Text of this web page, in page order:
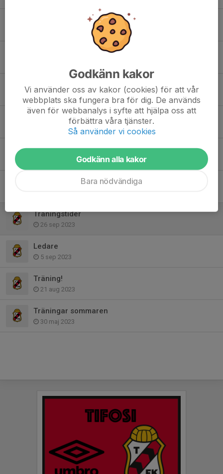
Träning för boll och lek även på höstlovet
Sista utomhusträning 1/10
17 maj 2024
Utomhusträning boll o lek pojk
20 apr 2024
Boll o lek pojk
Boll o lek pojk
Träningstider
26 sep 2023
Ledare
5 sep 2023
Träning!
21 aug 2023
Träningar sommaren
30 maj 2023
Godkänn kakor
Vi använder oss av kakor (cookies) för att vår
webbplats ska fungera bra för dig. De används
även för webbanalys i syfte att hjälpa oss att
förbättra våra tjänster.
Så använder vi cookies
Godkänn alla kakor
Bara nödvändiga